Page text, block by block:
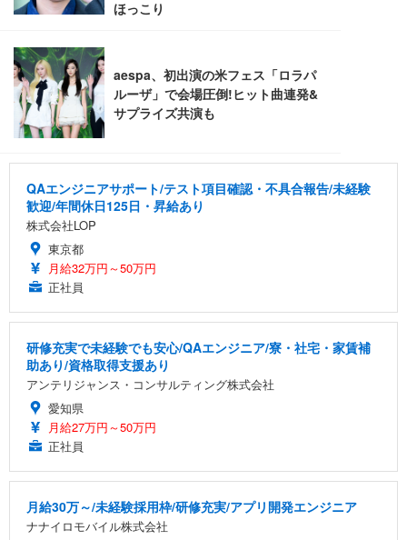
QAエンジニアサポート/テスト項目確認・不具合報告/未経験
歓迎/年間休日125日・昇給あり
株式会社LOP
東京都
月給32万円～50万円
正社員
研修充実で未経験でも安心/QAエンジニア/寮・社宅・家賃補
助あり/資格取得支援あり
アンテリジャンス・コンサルティング株式会社
愛知県
月給27万円～50万円
正社員
月給30万～/未経験採用枠/研修充実/アプリ開発エンジニア
ナナイロモバイル株式会社